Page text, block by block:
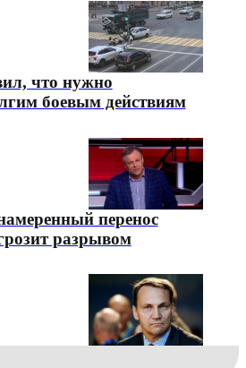
что нужно
боевым действиям
перенос
разрывом